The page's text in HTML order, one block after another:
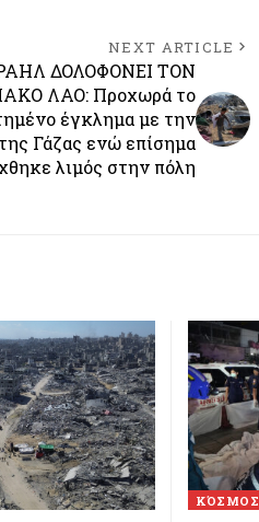
NEXT ARTICLE
ΔΟΛΟΦΟΝΕΙ ΤΟΝ
ΛΑΟ: Προχωρά το
έγκλημα με την
Γάζας ενώ επίσημα
λιμός στην πόλη
ΚΌΣΜΟΣ